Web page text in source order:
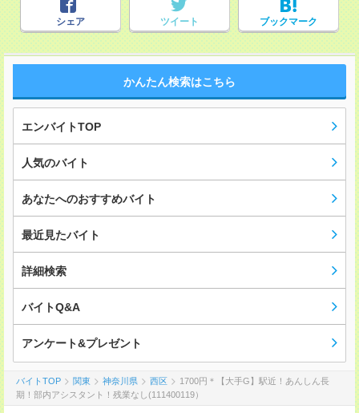
シェア ツイート ブックマーク
かんたん検索はこちら
エンバイトTOP
人気のバイト
あなたへのおすすめバイト
最近見たバイト
詳細検索
バイトQ&A
アンケート&プレゼント
バイトTOP 関東 神奈川県 西区
1700円＊【大手G】駅近！あんしん長
期！部内アシスタント！残業なし(111400119）